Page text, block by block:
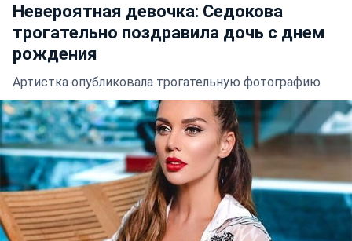
Невероятная девочка: Седокова
трогательно поздравила дочь с днем
рождения
Артистка опубликовала трогательную фотографию